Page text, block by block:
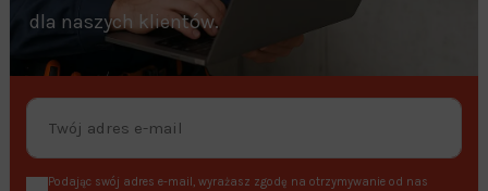
dla naszych klientów.
Podając swój adres e-mail, wyrażasz zgodę na otrzymywanie od nas